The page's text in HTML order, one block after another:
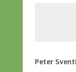
Peter